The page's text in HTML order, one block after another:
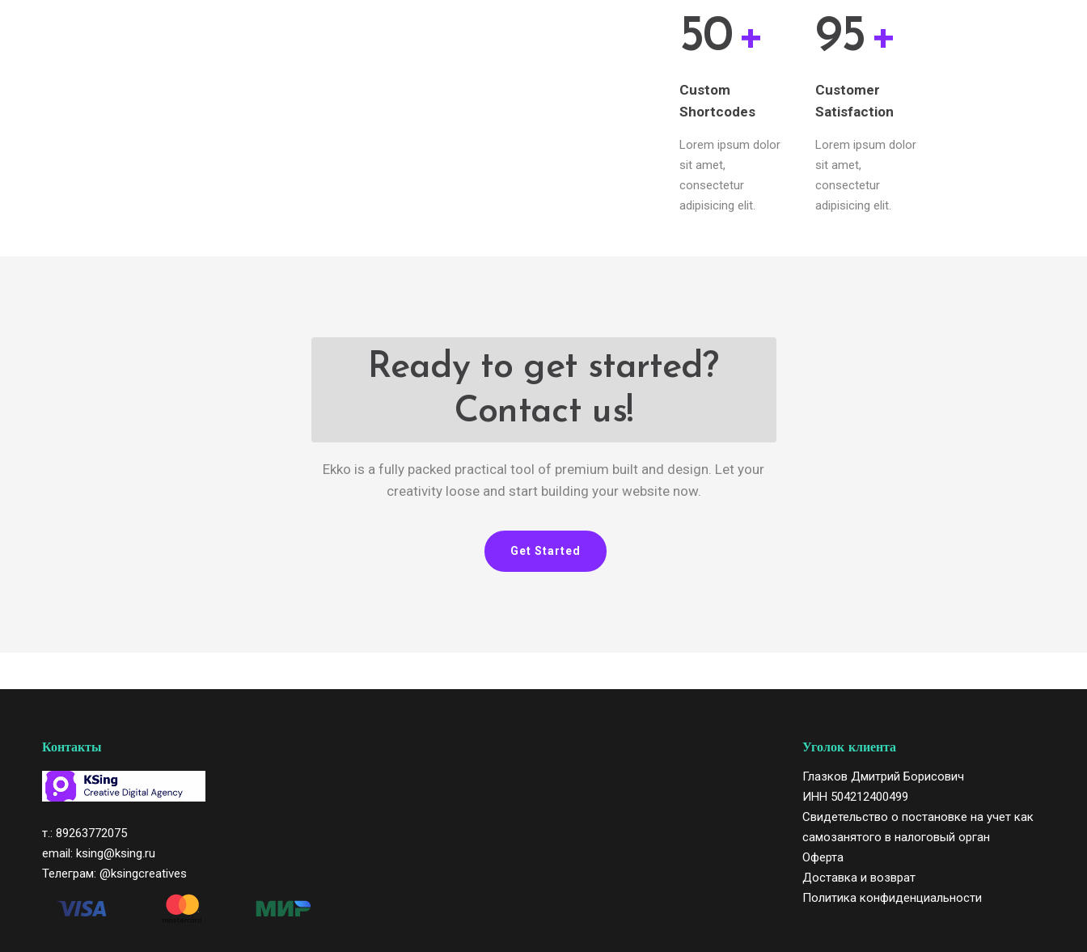
50+
Custom
Shortcodes
Lorem ipsum dolor
sit amet,
consectetur
adipisicing elit.
95 +
Customer
Satisfaction
Lorem ipsum dolor
sit amet,
consectetur
adipisicing elit.
Ready to get started?
Contact us!
Ekko is a fully packed practical tool of premium built and design. Let your
creativity loose and start building your website now.
Get Started
Контакты
т.: 89263772075
email: ksing@ksing.ru
Телеграм: @ksingcreatives
Уголок клиента
Глазков Дмитрий Борисович
ИНН 504212400499
Свидетельство о постановке на учет как
самозанятого в налоговый орган
Оферта
Доставка и возврат
Политика конфиденциальности